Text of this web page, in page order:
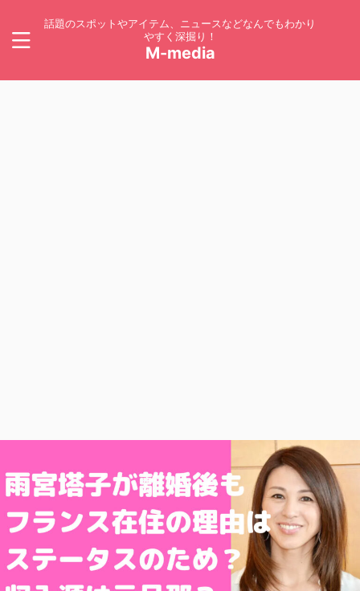
話題のスポットやアイテム、ニュースなどなんでもわかり
やすく深掘り！
M-media